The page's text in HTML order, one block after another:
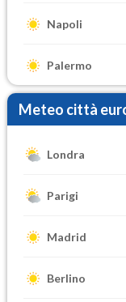
Napoli
Palermo
Meteo città
Londra
Parigi
Madrid
Berlino